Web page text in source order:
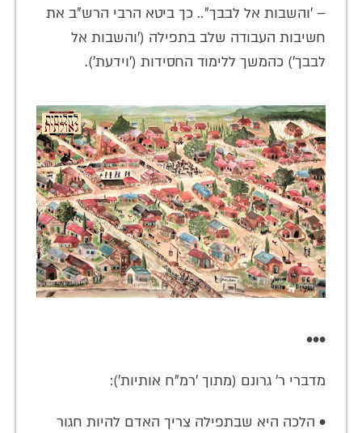
– 'והשבות אל לבבך".. כך ביטא הרבי הרש"ב את
חשיבות העבודה שלב בתפילה ('והשבות אל
לבבך') כהמשך ללימוד החסידות ('וידעת').
•••
מדברי ר' גרונם (מתוך 'רמ"ח אותיות'):
• הלכה היא שבתפילה צריך האדם להיות חגור